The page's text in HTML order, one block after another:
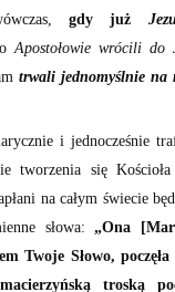
gdy już
Apostołowie wrócili do
trwali jednomyślnie na
i jednocześnie
tworzenia się
na całym świecie
słowa:„Ona
Twoje Słowo,
troską